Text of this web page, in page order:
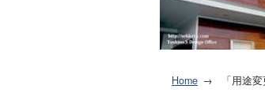
Home 「用途